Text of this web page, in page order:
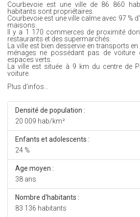
Courbevoie est une ville de 86 860
habitants sont propriétaires.
Courbevoie est une ville calme avec 97 %
maisons.
Il y a 1 170 commerces de proximité
restaurants et des supermarchés.
La ville est bien desservie en transports
ménages ne possédant pas de
espaces verts.
La ville est située à 9 km du centre de
voiture.
Plus d'infos...
Densité de population :
20 009 hab/km²
Enfants et adolescents :
24 %
Age moyen :
38 ans
Nombre d'habitants :
83 136 habitants